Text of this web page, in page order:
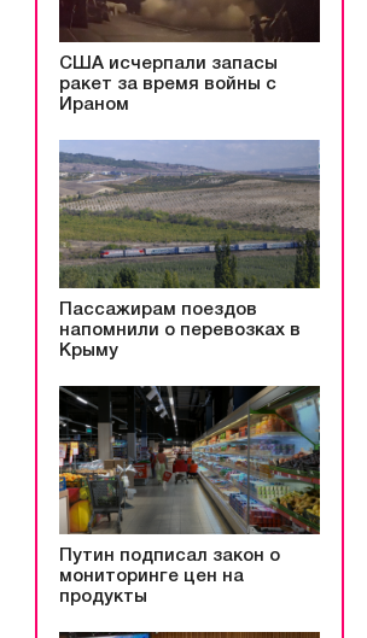
США исчерпали запасы
ракет за время войны с
Ираном
Пассажирам поездов
напомнили о перевозках в
Крыму
Путин подписал закон о
мониторинге цен на
продукты